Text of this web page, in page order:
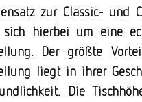
zur Classic- und
hierbei um eine
Der größte
liegt in ihrer
Die